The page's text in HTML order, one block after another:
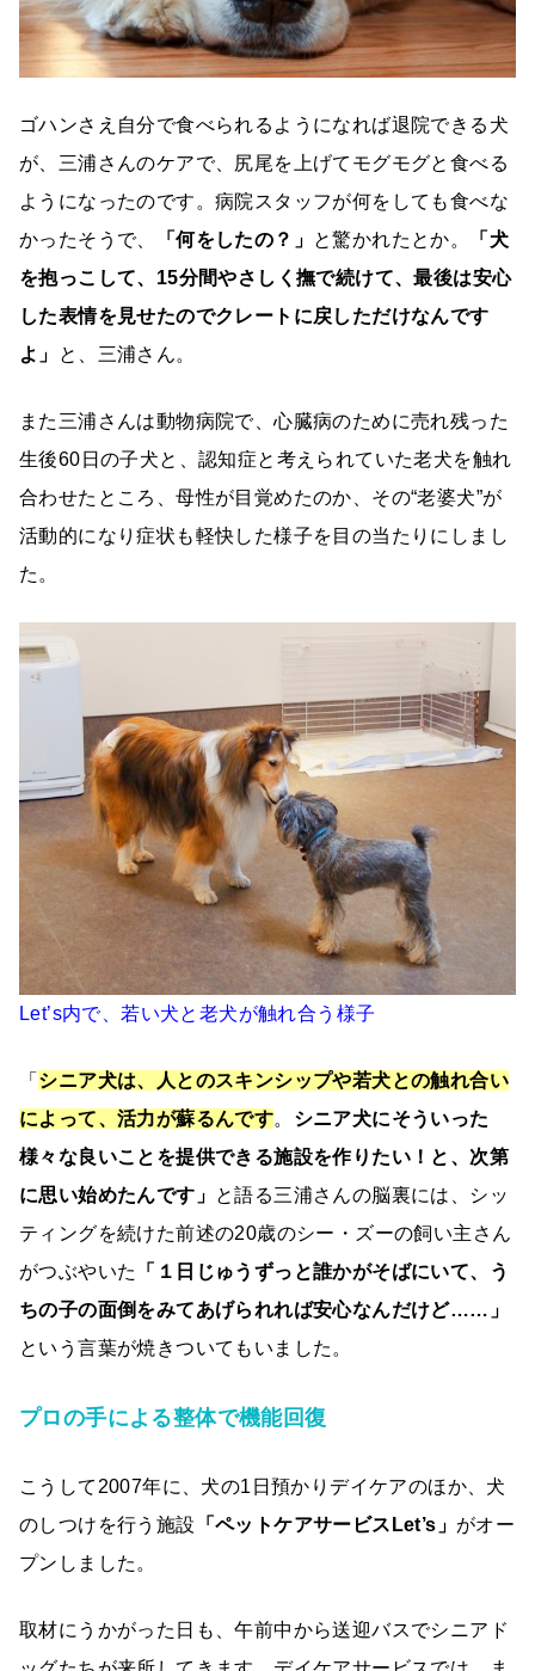
ゴハンさえ自分で食べられるようになれば退院できる犬
が、三浦さんのケアで、尻尾を上げてモグモグと食べる
ようになったのです。病院スタッフが何をしても食べな
かったそうで、
「何をしたの？」 と驚かれたとか。
「犬
を抱っこして、15分間やさしく撫で続けて、最後は安心
した表情を見せたのでクレートに戻しただけなんです
よ」
と、三浦さん。
また三浦さんは動物病院で、心臓病のために売れ残った
生後60日の子犬と、認知症と考えられていた老犬を触れ
合わせたところ、母性が目覚めたのか、その“老婆犬”が
活動的になり症状も軽快した様子を目の当たりにしまし
た。
Let’s内で、若い犬と老犬が触れ合う様子
「 シニア犬は、人とのスキンシップや若犬との触れ合い
によって、活力が蘇るんです。 シニア犬にそういった
様々な良いことを提供できる施設を作りたい！と、次第
に思い始めたんです」 と語る三浦さんの脳裏には、シッ
ティングを続けた前述の20歳のシー・ズーの飼い主さん
がつぶやいた
「１日じゅうずっと誰かがそばにいて、う
ちの子の面倒をみてあげられれば安心なんだけど……」
という言葉が焼きついてもいました。
プロの手による整体で機能回復
こうして2007年に、犬の1日預かりデイケアのほか、犬
のしつけを行う施設 「ペットケアサービスLet’s」 がオー
プンしました。
取材にうかがった日も、午前中から送迎バスでシニアド